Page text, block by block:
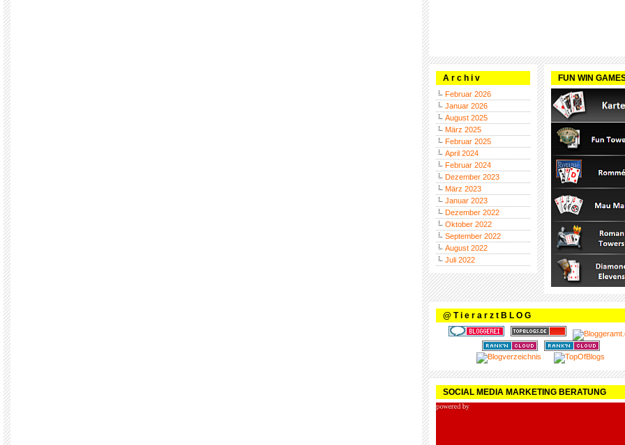
A r c h i v
Februar 2026
Januar 2026
August 2025
März 2025
Februar 2025
April 2024
Februar 2024
Dezember 2023
März 2023
Januar 2023
Dezember 2022
Oktober 2022
September 2022
August 2022
Juli 2022
FUN WIN
@ T i e r a r z t B L O G
SOCIAL MEDIA MARKETING BERATUNG